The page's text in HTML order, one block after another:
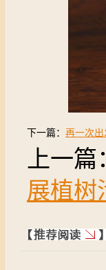
下一篇： 再一次出
上一篇
展植树